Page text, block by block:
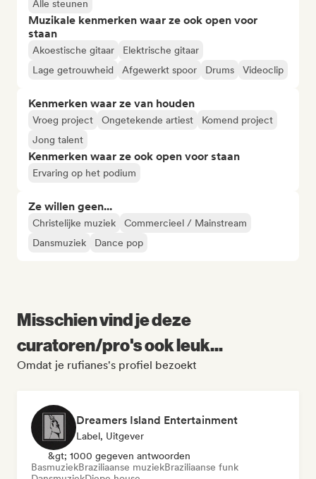
Alle steunen
Muzikale kenmerken waar ze ook open voor
staan
Akoestische gitaar
Elektrische gitaar
Lage getrouwheid
Afgewerkt spoor Drums Videoclip
Kenmerken waar ze van houden
Vroeg project Ongetekende artiest
Komend project
Jong talent
Kenmerken waar ze ook open voor staan
Ervaring op het podium
Ze willen geen...
Christelijke muziek
Commercieel / Mainstream
Dansmuziek
Dance pop
Misschien vind je deze
curatoren/pro's ook leuk...
Omdat je rufianes's profiel bezoekt
Dreamers Island Entertainment
Label, Uitgever
&gt; 1000 gegeven antwoorden
BasmuziekBraziliaanse muziekBraziliaanse funk